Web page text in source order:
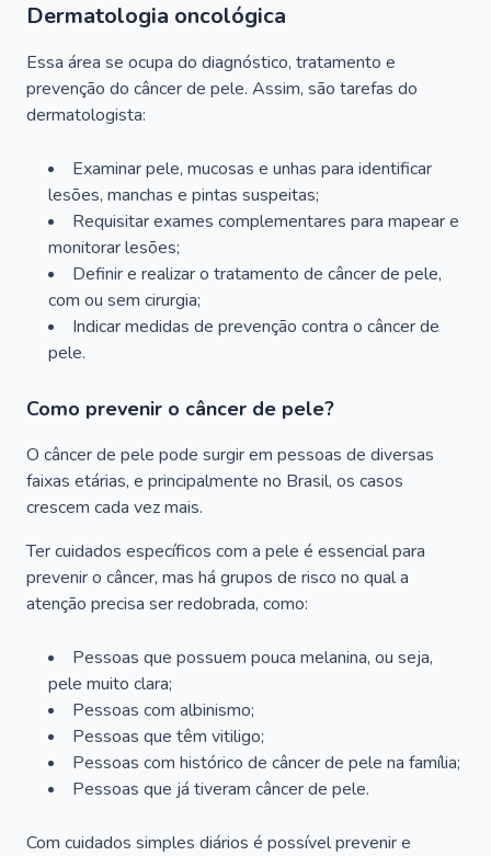
Dermatologia oncológica
Essa área se ocupa do diagnóstico, tratamento e
prevenção do câncer de pele. Assim, são tarefas do
dermatologista:
Examinar pele, mucosas e unhas para identificar
lesões, manchas e pintas suspeitas;
Requisitar exames complementares para mapear e
monitorar lesões;
Definir e realizar o tratamento de câncer de pele,
com ou sem cirurgia;
Indicar medidas de prevenção contra o câncer de
pele.
Como prevenir o câncer de pele?
O câncer de pele pode surgir em pessoas de diversas
faixas etárias, e principalmente no Brasil, os casos
crescem cada vez mais.
Ter cuidados específicos com a pele é essencial para
prevenir o câncer, mas há grupos de risco no qual a
atenção precisa ser redobrada, como:
Pessoas que possuem pouca melanina, ou seja,
pele muito clara;
Pessoas com albinismo;
Pessoas que têm vitiligo;
Pessoas com histórico de câncer de pele na família;
Pessoas que já tiveram câncer de pele.
Com cuidados simples diários é possível prevenir e